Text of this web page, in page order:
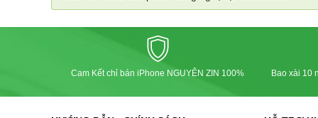
Cam Kết chỉ bán iPhone NGUYÊN ZIN 100%
Bao xài 10